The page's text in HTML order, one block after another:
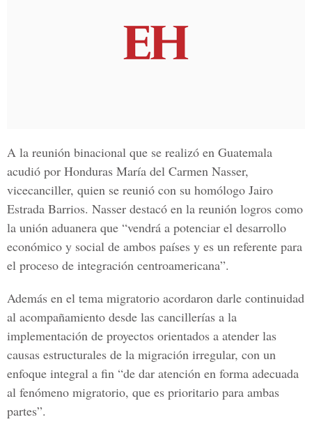
A la reunión binacional que se realizó en Guatemala
acudió por Honduras María del Carmen Nasser,
vicecanciller, quien se reunió con su homólogo Jairo
Estrada Barrios. Nasser destacó en la reunión logros como
la unión aduanera que “vendrá a potenciar el desarrollo
económico y social de ambos países y es un referente para
el proceso de integración centroamericana”.
Además en el tema migratorio acordaron darle continuidad
al acompañamiento desde las cancillerías a la
implementación de proyectos orientados a atender las
causas estructurales de la migración irregular, con un
enfoque integral a fin “de dar atención en forma adecuada
al fenómeno migratorio, que es prioritario para ambas
partes”.